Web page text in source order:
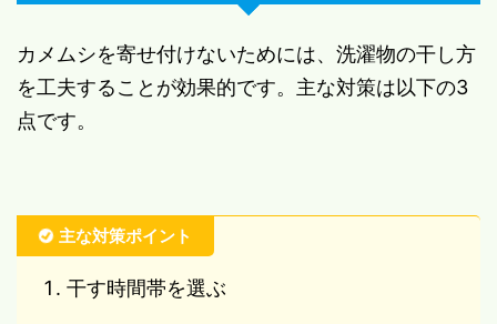
カメムシを寄せ付けないためには、洗濯物の干し方
を工夫することが効果的です。主な対策は以下の3
点です。
主な対策ポイント
干す時間帯を選ぶ